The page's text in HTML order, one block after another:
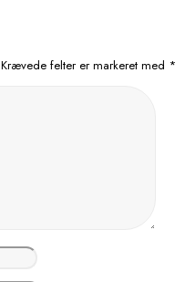
Krævede felter er markeret med *